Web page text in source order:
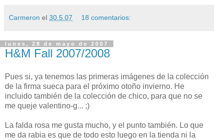
Carmeron el 30.5.07 18 comentarios:
lunes, 28 de mayo de 2007
H&M Fall 2007/2008
Pues si, ya tenemos las primeras imágenes de la colección
de la firma sueca para el próximo otoño invierno. He
incluido también de la colección de chico, para que no se
me queje valentino-g... ;)
La falda rosa me gusta mucho, y el punto también. Lo que
me da rabia es que de todo esto luego en la tienda ni la